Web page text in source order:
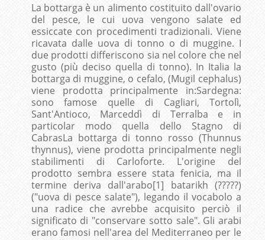
La bottarga è un alimento costituito dall'ovario
del pesce, le cui uova vengono salate ed
essiccate con procedimenti tradizionali. Viene
ricavata dalle uova di tonno o di muggine. I
due prodotti differiscono sia nel colore che nel
gusto (più deciso quella di tonno). In Italia la
bottarga di muggine, o cefalo, (Mugil cephalus)
viene prodotta principalmente in:Sardegna:
sono famose quelle di Cagliari, Tortolì,
Sant'Antioco, Marceddì di Terralba e in
particolar modo quella dello Stagno di
CabrasLa bottarga di tonno rosso (Thunnus
thynnus), viene prodotta principalmente negli
stabilimenti di Carloforte. L'origine del
prodotto sembra essere stata fenicia, ma il
termine deriva dall'arabo[1] batarikh (?????)
("uova di pesce salate"), legando il vocabolo a
una radice che avrebbe acquisito perciò il
significato di "conservare sotto sale". Gli arabi
erano famosi nell'area del Mediterraneo per le